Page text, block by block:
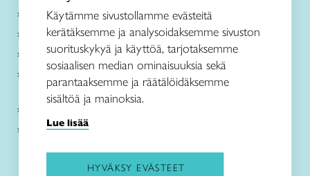
Käsityöohjeet
Me olemme Taito
Paikallinen toiminta
Verkkokaupat
Kirjaudu Arviin
Kirjaudu Taitocampukseen
Käytämme sivustollamme evästeitä
kerätäksemme ja analysoidaksemme sivuston
suorituskykyä ja käyttöä, tarjotaksemme
sosiaalisen median ominaisuuksia sekä
parantaaksemme ja räätälöidäksemme
sisältöä ja mainoksia.
Lue lisää
HYVÄKSY EVÄSTEET